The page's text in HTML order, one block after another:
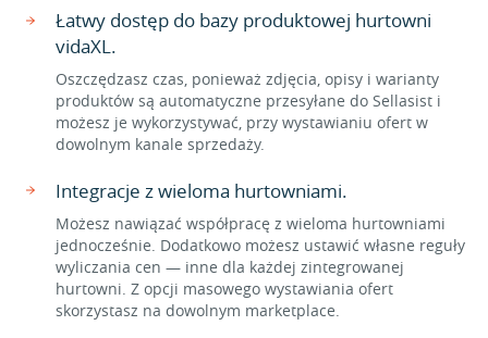
Łatwy dostęp do bazy produktowej hurtowni
vidaXL.
Oszczędzasz czas, ponieważ zdjęcia, opisy i warianty
produktów są automatyczne przesyłane do Sellasist i
możesz je wykorzystywać, przy wystawianiu ofert w
dowolnym kanale sprzedaży.
Integracje z wieloma hurtowniami.
Możesz nawiązać współpracę z wieloma hurtowniami
jednocześnie. Dodatkowo możesz ustawić własne reguły
wyliczania cen — inne dla każdej zintegrowanej
hurtowni. Z opcji masowego wystawiania ofert
skorzystasz na dowolnym marketplace.